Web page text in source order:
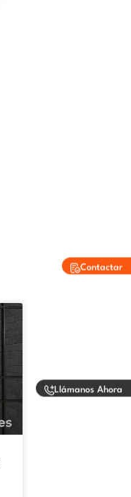
Llámanos Ahora
Contactar